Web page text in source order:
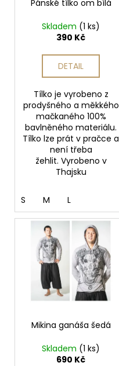
Pánské tílko om bílá
Skladem (1 ks)
390 Kč
DETAIL
Tílko je vyrobeno z
prodyšného a měkkého
mačkaného 100%
bavlněného materiálu.
Tílko lze prát v pračce a
není třeba
žehlit. Vyrobeno v
Thajsku
S M L
Mikina ganáša šedá
Skladem (1 ks)
690 Kč
PODLOŽKA
JÓGU
LIFORME
YOGA
PAISLEY
BURGUNDY
4